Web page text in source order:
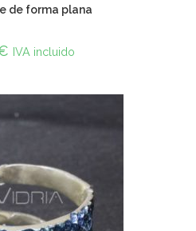
de forma plana
IVA incluido